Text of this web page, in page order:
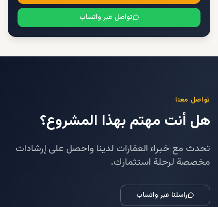
تواصل عبر واتساب
تواصل معنا
هل أنت مهتم بهذا المشروع؟
تحدث مع خبراء العقارات لدينا واحصل على إرشادات
مخصصة لرحلة استثمارك.
راسلنا عبر واتساب